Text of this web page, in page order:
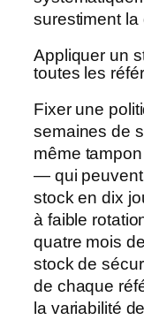
surestiment la
Appliquer un
toutes les
Fixer une
semaines de
même
— qui peuvent
stock en dix
à faible
quatre mois
stock de
de chaque
la variabilité